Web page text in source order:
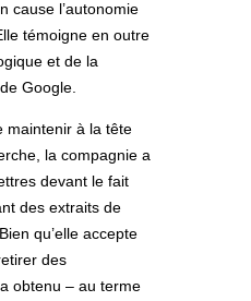
cause l’autonomie
témoigne en outre
et de la
Google.
maintenir à la tête
la compagnie a
devant le fait
des extraits de
qu’elle accepte
des
obtenu – au terme